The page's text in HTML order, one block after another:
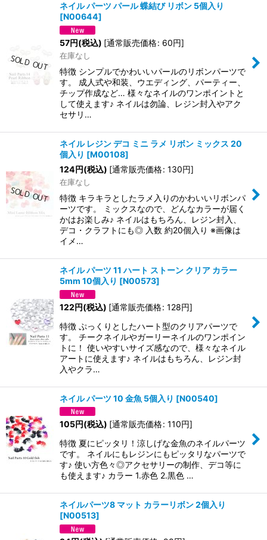
ネイル パーツ パール 蝶結び リボン 5個入り
[N00644]
57円(税込) [通常販売価格: 60円]
在庫なし
特徴 シンプルでかわいいパールのリボンパーツで
す。 成人式や和装、ウエディング、パーティー、
チップ作成など… 様々なネイルのワンポイントと
して使えます♪ ネイルは勿論、レジン封入やアク
セサリ…
ネイル レジン デコ ミニ ラメ リボン ミックス 20
個入り [M00108]
124円(税込) [通常販売価格: 130円]
在庫なし
特徴 キラキラとしたラメ入りのかわいいリボンパ
ーツです。 ミックスなので、どんなカラーが届く
かはお楽しみ♪ ネイルはもちろん、レジン封入、
デコ・クラフトにも◎ 入数 約20個入り ※画像は
イメ…
ネイル パーツ 11 ハート ストーン クリア カラー
5mm 10個入り [N00573]
122円(税込) [通常販売価格: 128円]
特徴 ぷっくりとしたハート型のクリアパーツで
す。 チークネイルやガーリーネイルのワンポイン
トに！ 使いやすいサイズ感なので、様々なネイル
アートに使えます♪ ネイルはもちろん、レジン封
入やクラ…
ネイル パーツ 10 金魚 5個入り [N00540]
105円(税込) [通常販売価格: 110円]
特徴 夏にピッタリ！涼しげな金魚のネイルパーツ
です。 ネイルにもレジンにもピッタリなパーツで
す♪ 使い方色々◎アクセサリーの制作、デコ等に
も使えます♪ カラー 1.赤色 2.黒色 …
ネイルパーツ8 マット カラーリボン 2個入り
[N00513]